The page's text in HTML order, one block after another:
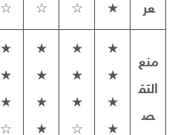
عر
★
☆
☆
☆
منع
التق
ص
★
★
★
★
★
★
★
☆
★
★
★
★
★
★
★
☆